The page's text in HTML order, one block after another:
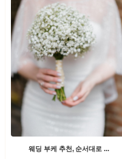
웨딩 부케 추천, 순서대로 ...